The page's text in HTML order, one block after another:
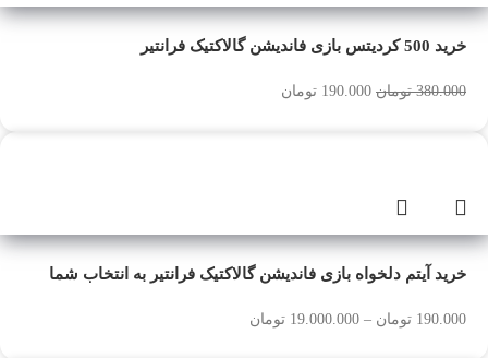
خرید 500 کردیتس بازی فاندیشن گالاکتیک فرانتیر
380.000 تومان 190.000 تومان
خرید آیتم دلخواه بازی فاندیشن گالاکتیک فرانتیر به انتخاب شما
190.000 تومان –
19.000.000 تومان